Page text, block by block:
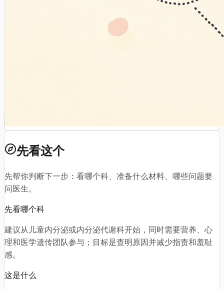
先看这个
先帮你判断下一步：看哪个科、准备什么材料、哪些问题要
问医生。
先看哪个科
建议从儿童内分泌或内分泌代谢科开始，同时需要营养、心
理和医学遗传团队参与；目标是查明原因并减少指责和羞耻
感。
这是什么